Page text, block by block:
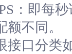
： 即每
额不同。
接口分类